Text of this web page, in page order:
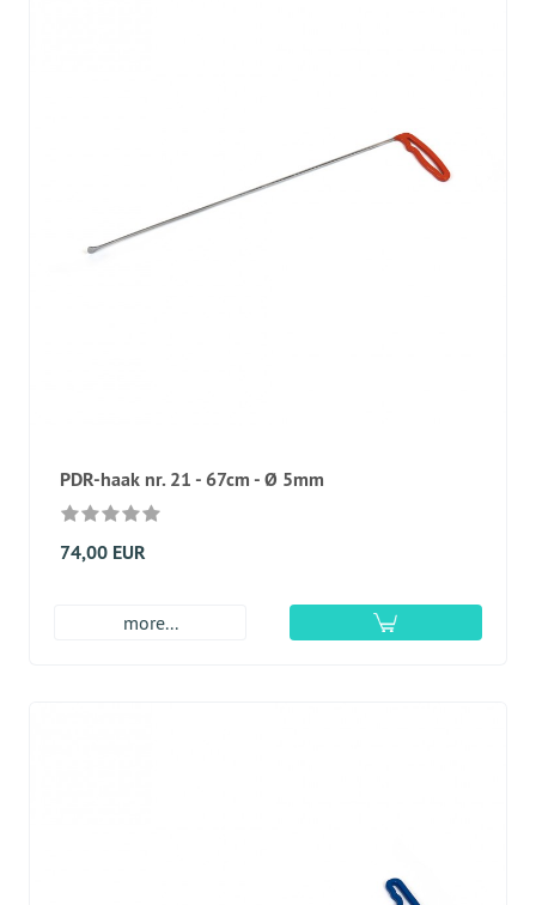
PDR-haak nr. 21 - 67cm - Ø 5mm
74,00 EUR
more...